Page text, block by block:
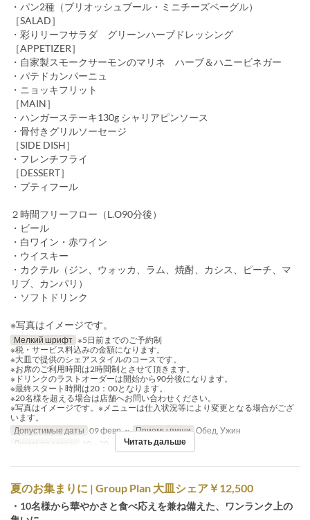
・パン2種（ブリオッシュブール・ミニチーズベーグル）
［SALAD］
・彩りリーフサラダ グリーンハーブドレッシング
［APPETIZER］
・自家製スモークサーモンのマリネ ハーブ＆ハニービネガー
・パテドカンパーニュ
・ニョッキフリット
［MAIN］
・ハンガーステーキ130g シャリアピンソース
・骨付きグリルソーセージ
［SIDE DISH］
・フレンチフライ
［DESSERT］
・プティフール
２時間フリーフロー（L.O90分後）
・ビール
・白ワイン・赤ワイン
・ウイスキー
・カクテル（ジン、ウォッカ、ラム、焼酎、カシス、ピーチ、マ
リブ、カンパリ）
・ソフトドリンク
※写真はイメージです。
Мелкий шрифт ※5日前までのご予約制
※税・サービス料込みの金額になります。
※大皿で提供のシェアスタイルのコースです。
※お席のご利用時間は2時間制とさせて頂きます。
※ドリンクのラストオーダーは開始から90分後になります。
※最終スタート時間は20：00となります。
※20名様を超える場合は店舗へお問い合わせください。
※写真はイメージです。※メニューは仕入状況等により変更となる場合がござ
います。
Допустимые даты 09 февр. ~ Приемы пищи Обед, Ужин
Лимит по заказу
10 ~ 20 Читать дальше
夏のお集まりに | Group Plan 大皿シェア￥12,500
・10名様から華やかさと食べ応えを兼ね備えた、ワンランク上の